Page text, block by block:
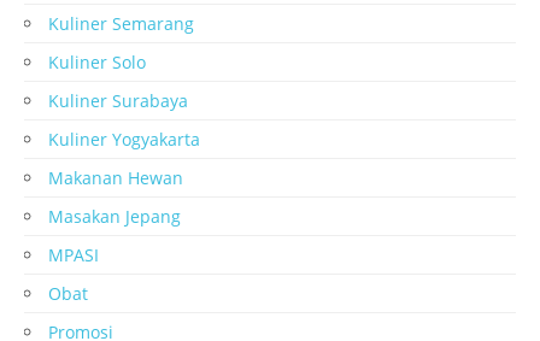
Kuliner Semarang
Kuliner Solo
Kuliner Surabaya
Kuliner Yogyakarta
Makanan Hewan
Masakan Jepang
MPASI
Obat
Promosi